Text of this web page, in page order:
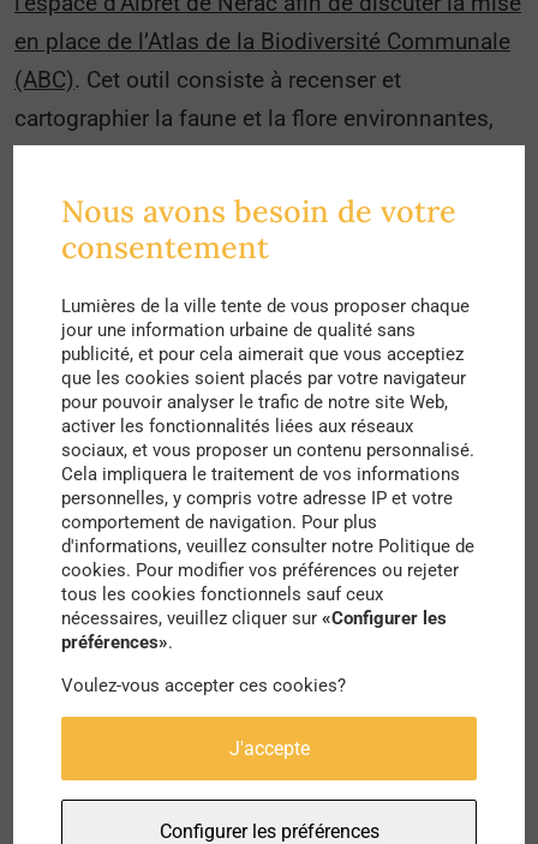
en place de l’Atlas de la Biodiversité Communale
(ABC). Cet outil consiste à recenser et
cartographier la faune et la flore environnantes,
biodiversité locale
. Pour cela, plusieurs groupes
et enjeux ont été dégagés afin de faire ensuite
les inventaires. Pour 2022 et 2023, c’est ainsi la
Ligue de Protection des Oiseaux (LPO) qui se
chargera des oiseaux, le Conservatoire des
Espaces Naturels (CEN) pour les insectes, la
Société pour l’Etude, la Protection et
l’Aménagement de la Nature en Lot-et-Garonne
(SEPANLOG) pour les amphibiens et l’association
“Au Fil des Séounes”, dont l’objectif est de mener
des missions de sensibilisation à
l’environnement et à la citoyenneté, en menant
par exemple des ateliers d’écologie pratique. La
participer aux ateliers de recensement.
Nous avons besoin de votre
consentement
Lumières de la ville tente de vous proposer chaque
jour une information urbaine de qualité sans
publicité, et pour cela aimerait que vous acceptiez
que les cookies soient placés par votre navigateur
pour pouvoir analyser le trafic de notre site Web,
activer les fonctionnalités liées aux réseaux
sociaux, et vous proposer un contenu personnalisé.
Cela impliquera le traitement de vos informations
personnelles, y compris votre adresse IP et votre
comportement de navigation. Pour plus
d'informations, veuillez consulter notre Politique de
cookies. Pour modifier vos préférences ou rejeter
tous les cookies fonctionnels sauf ceux
nécessaires, veuillez cliquer sur«Configurer les
préférences».
Voulez-vous accepter ces cookies?
J'accepte
Configurer les préférences